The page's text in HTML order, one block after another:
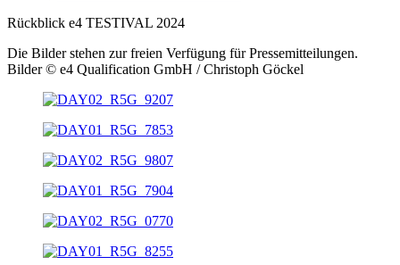
Rückblick e4 TESTIVAL 2024
Die Bilder stehen zur freien Verfügung für Pressemitteilungen.
Bilder © e4 Qualification GmbH / Christoph Göckel